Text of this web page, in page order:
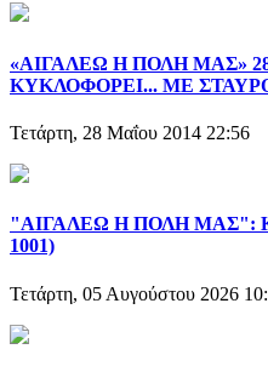
«ΑΙΓΑΛΕΩ Η ΠΟΛΗ ΜΑΣ»
ΚΥΚΛΟΦΟΡΕΙ... ΜΕ
Τετάρτη, 28 Μαΐου 2014 22:56
"ΑΙΓΑΛΕΩ Η ΠΟΛΗ ΜΑΣ":
1001)
Τετάρτη, 05 Αυγούστου 2026